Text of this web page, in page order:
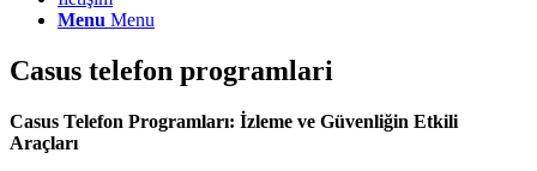
Menu Menu
Casus telefon programlari
Casus Telefon Programları: İzleme ve Güvenliğin Etkili
Araçları